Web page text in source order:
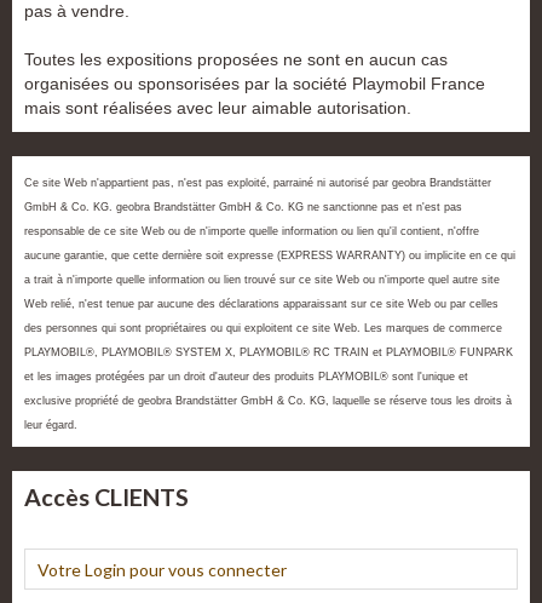
pas à vendre.
Toutes les expositions proposées ne sont en aucun cas
organisées ou sponsorisées par la société Playmobil France
mais sont réalisées avec leur aimable autorisation.
Ce site Web n'appartient pas, n'est pas exploité, parrainé ni autorisé par geobra Brandstätter
GmbH & Co. KG. geobra Brandstätter GmbH & Co. KG ne sanctionne pas et n'est pas
responsable de ce site Web ou de n'importe quelle information ou lien qu'il contient, n'offre
aucune garantie, que cette dernière soit expresse (EXPRESS WARRANTY) ou implicite en ce qui
a trait à n'importe quelle information ou lien trouvé sur ce site Web ou n'importe quel autre site
Web relié, n'est tenue par aucune des déclarations apparaissant sur ce site Web ou par celles
des personnes qui sont propriétaires ou qui exploitent ce site Web. Les marques de commerce
PLAYMOBIL®, PLAYMOBIL® SYSTEM X, PLAYMOBIL® RC TRAIN et PLAYMOBIL® FUNPARK
et les images protégées par un droit d'auteur des produits PLAYMOBIL® sont l'unique et
exclusive propriété de geobra Brandstätter GmbH & Co. KG, laquelle se réserve tous les droits à
leur égard.
Accès CLIENTS